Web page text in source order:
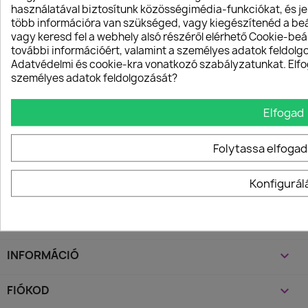
Értesülsz legújabb híreinkről és
akcióinkról
INFORMÁCIÓ 
FIÓKOD 
használatával biztosítunk közösségimédia-funkciókat, és
több információra van szükséged, vagy kiegészítenéd a
vagy keresd fel a webhely alsó részéről elérhető Cookie-
további információért, valamint a személyes adatok
Adatvédelmi és cookie-kra vonatkozó szabályzatunkat.
személyes adatok feldolgozását?
Elfogad
Folytassa